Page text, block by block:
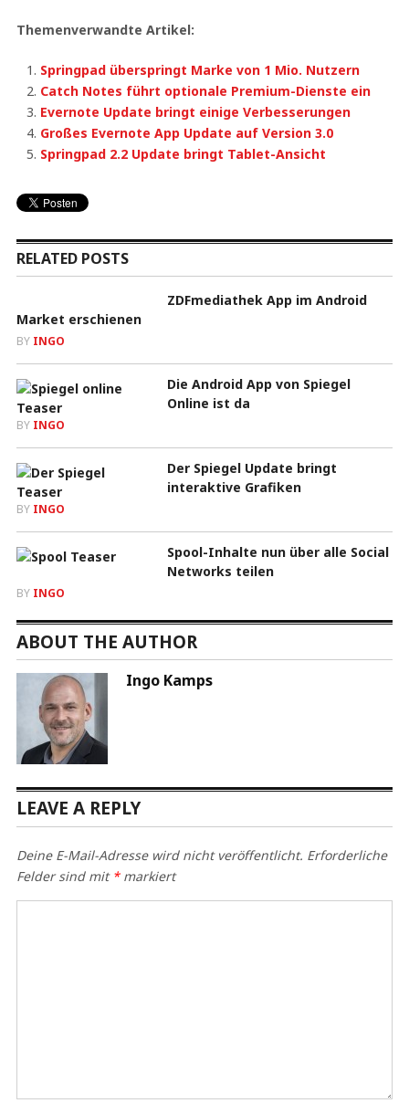
Themenverwandte Artikel:
Springpad überspringt Marke von 1 Mio. Nutzern
Catch Notes führt optionale Premium-Dienste ein
Evernote Update bringt einige Verbesserungen
Großes Evernote App Update auf Version 3.0
Springpad 2.2 Update bringt Tablet-Ansicht
RELATED POSTS
ZDFmediathek App im Android
Market erschienen
BY INGO
Die Android App von Spiegel
Online ist da
BY INGO
Der Spiegel Update bringt
interaktive Grafiken
BY INGO
Spool-Inhalte nun über alle Social
Networks teilen
BY INGO
ABOUT THE AUTHOR
Ingo Kamps
LEAVE A REPLY
Deine E-Mail-Adresse wird nicht veröffentlicht. Erforderliche
Felder sind mit *markiert